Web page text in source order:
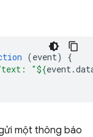
(event)
{
text: "${event.
một thông báo